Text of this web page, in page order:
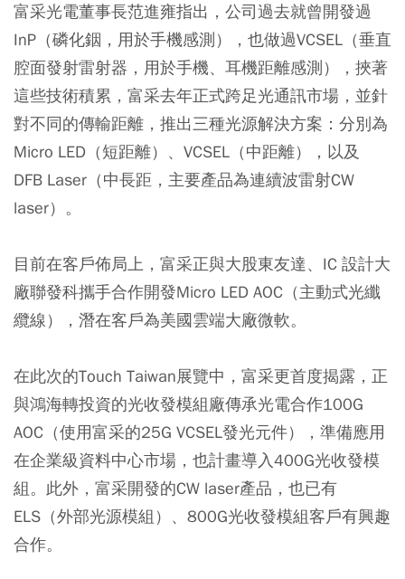
富采光電董事長范進雍指出，公司過去就曾開發過
InP（磷化銦，用於手機感測），也做過VCSEL（垂直
腔面發射雷射器，用於手機、耳機距離感測），挾著
這些技術積累，富采去年正式跨足光通訊市場，並針
對不同的傳輸距離，推出三種光源解決方案：分別為
Micro LED（短距離）、VCSEL（中距離），以及
DFB Laser（中長距，主要產品為連續波雷射CW
laser）。
目前在客戶佈局上，富采正與大股東友達、IC 設計大
廠聯發科攜手合作開發Micro LED AOC（主動式光纖
纜線），潛在客戶為美國雲端大廠微軟。
在此次的Touch Taiwan展覽中，富采更首度揭露，正
與鴻海轉投資的光收發模組廠傳承光電合作100G
AOC（使用富采的25G VCSEL發光元件），準備應用
在企業級資料中心市場，也計畫導入400G光收發模
組。此外，富采開發的CW laser產品，也已有
ELS（外部光源模組）、800G光收發模組客戶有興趣
合作。